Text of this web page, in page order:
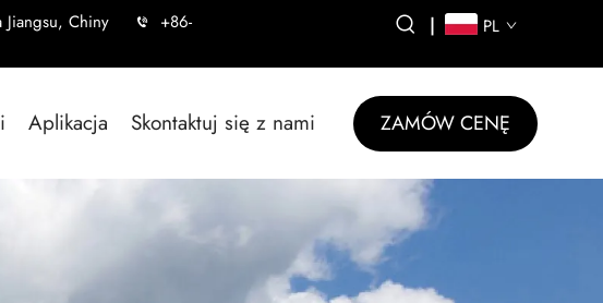
Chiny
+86-
| PL
Aplikacja Skontaktuj się z nami ZAMÓW CENĘ